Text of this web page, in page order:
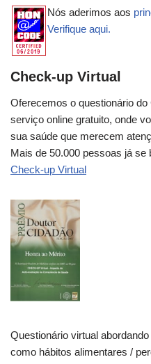
Nós aderimos aos
Verifique aqui.
Check-up Virtual
Oferecemos o questionário
serviço online gratuito, onde
sua saúde que merecem
Mais de 50.000 pessoas já se
Check-up Virtual
Questionário virtual
como hábitos alimentares /